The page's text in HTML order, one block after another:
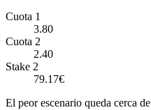
Cuota 1
3.80
Cuota 2
2.40
Stake 2
79.17€
El peor escenario queda cerca